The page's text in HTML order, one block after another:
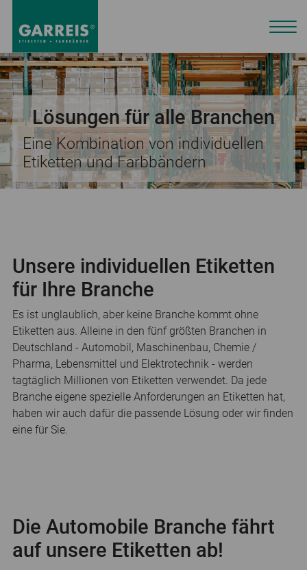
Lösungen für alle Branchen
Eine Kombination von individuellen
Etiketten und Farbbändern
Unsere individuellen Etiketten
für Ihre Branche
Es ist unglaublich, aber keine Branche kommt ohne
Etiketten aus. Alleine in den fünf größten Branchen in
Deutschland - Automobil, Maschinenbau, Chemie /
Pharma, Lebensmittel und Elektrotechnik - werden
tagtäglich Millionen von Etiketten verwendet. Da jede
Branche eigene spezielle Anforderungen an Etiketten hat,
haben wir auch dafür die passende Lösung oder wir finden
eine für Sie.
Die Automobile Branche fährt
auf unsere Etiketten ab!